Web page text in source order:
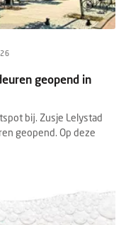
geopend in
bij. Zusje Lelystad
geopend. Op deze